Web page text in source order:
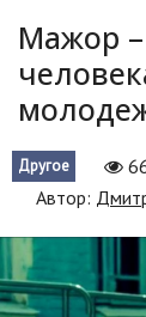
Экономика
Hi-Tech.
Россия
Наука и
Мажор
Другое
Автор: